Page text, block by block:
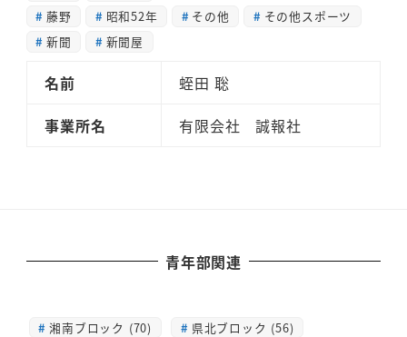
藤野
昭和52年 その他
その他スポーツ
新聞
新聞屋
名前
蛭田 聡
事業所名
有限会社 誠報社
青年部関連
湘南ブロック (70)
県北ブロック (56)